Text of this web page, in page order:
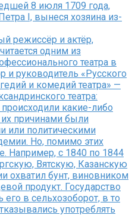
8 июля 1709 года,
I, вынеся хозяина из-
режиссёр и актёр,
одним из
театра в
и руководитель «Русского
и комедий театра» —
театра:
какие-либо
причинами были
или политическими
Но, помимо этих
Например, с 1840 по 1844
Вятскую, Казанскую
охватил бунт, виновником
продукт. Государство
в сельхозоборот, в то
употреблять